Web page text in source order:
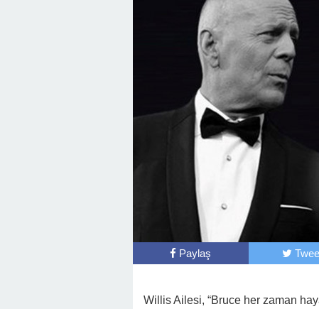
Paylaş
Willis Ailesi, “Bruce her zaman